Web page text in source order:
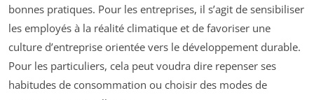
bonnes pratiques. Pour les entreprises, il s’agit de sensibiliser
les employés à la réalité climatique et de favoriser une
culture d’entreprise orientée vers le développement durable.
Pour les particuliers, cela peut voudra dire repenser ses
habitudes de consommation ou choisir des modes de